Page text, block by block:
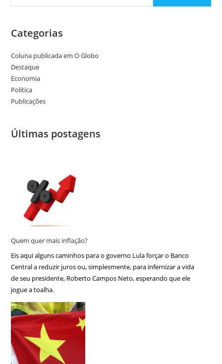
Categorias
Coluna publicada em O Globo
Destaque
Economia
Política
Publicações
Últimas postagens
Quem quer mais inflação?
Eis aqui alguns caminhos para o governo Lula forçar o Banco
Central a reduzir juros ou, simplesmente, para infernizar a vida
de seu presidente, Roberto Campos Neto, esperando que ele
jogue a toalha.